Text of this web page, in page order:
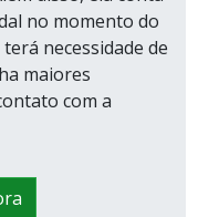
no momento do
necessidade de
maiores
com a